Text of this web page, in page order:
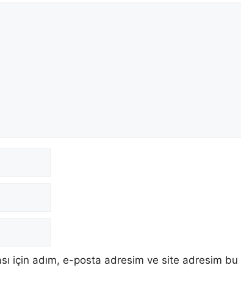
için adım, e-posta adresim ve site adresim bu